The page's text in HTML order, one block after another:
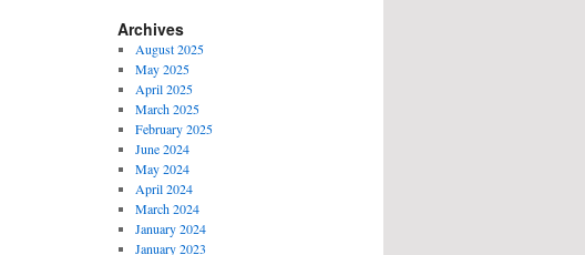
Archives
August 2025
May 2025
April 2025
March 2025
February 2025
June 2024
May 2024
April 2024
March 2024
January 2024
January 2023